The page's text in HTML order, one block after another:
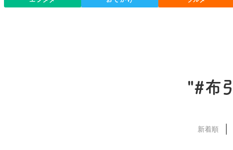
"#布
新着順